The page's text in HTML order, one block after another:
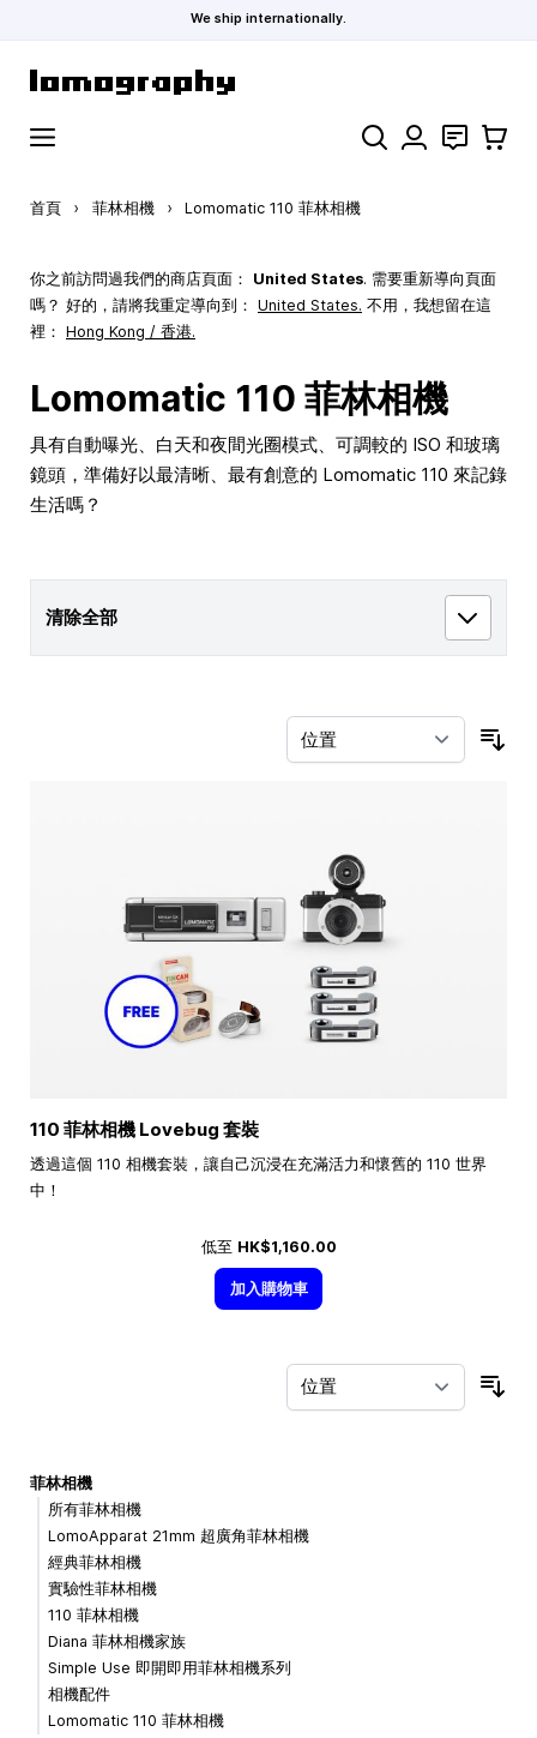
We ship internationally.
搜索 聯絡 購物車
首頁 › 菲林相機 › Lomomatic 110 菲林相機
你之前訪問過我們的商店頁面： United States. 需要重新導向頁面
嗎？ 好的，請將我重定導向到： United States. 不用，我想留在這
裡： Hong Kong / 香港.
Lomomatic 110 菲林相機
具有自動曝光、白天和夜間光圈模式、可調較的 ISO 和玻璃
鏡頭，準備好以最清晰、最有創意的 Lomomatic 110 來記錄
生活嗎？
清除全部
110 菲林相機 Lovebug 套裝
透過這個 110 相機套裝，讓自己沉浸在充滿活力和懷舊的 110 世界
中！
低至 HK$1,160.00
加入購物車
菲林相機
所有菲林相機
LomoApparat 21mm 超廣角菲林相機
經典菲林相機
實驗性菲林相機
110 菲林相機
Diana 菲林相機家族
Simple Use 即開即用菲林相機系列
相機配件
Lomomatic 110 菲林相機